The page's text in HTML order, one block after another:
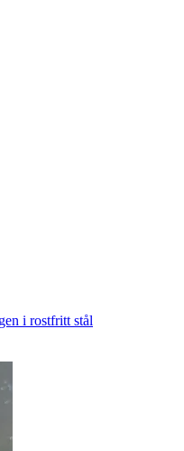
i rostfritt stål